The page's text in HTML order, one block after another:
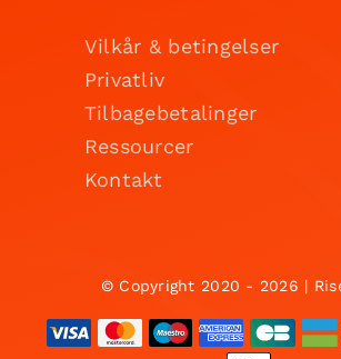
Vilkår & betingelser
Privatliv
Tilbagebetalinger
Ressourcer
Kontakt
© Copyright 2020 - 2026 |